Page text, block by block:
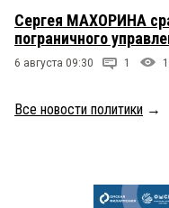
Сергея МАХОРИНА
пограничного
6 августа 09:30 1
Все новости политики →